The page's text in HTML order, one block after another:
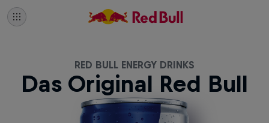
RED BULL ENERGY DRINKS
Das Original Red Bull